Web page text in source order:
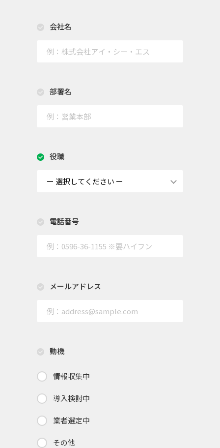
会社名
部署名
役職
電話番号
メールアドレス
動機
情報収集中
導入検討中
業者選定中
その他